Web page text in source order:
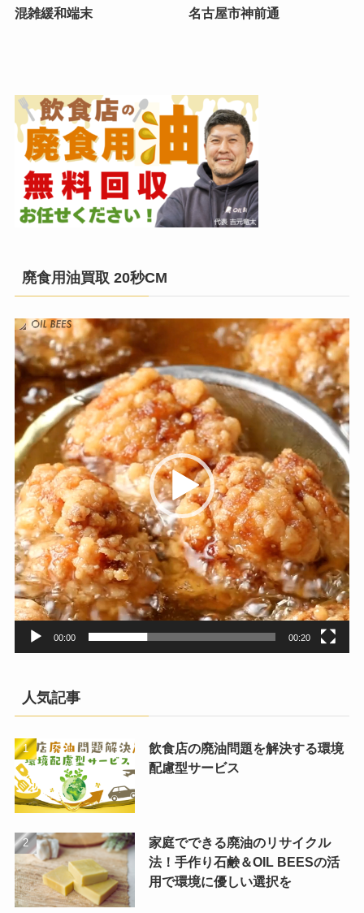
混雑緩和端末 名古屋市神前通
廃食用油買取 20秒CM
動
画
プ
レ
ー
ヤ
ー
00:00 00:20
人気記事
飲食店の廃油問題を解決する環境
配慮型サービス
家庭でできる廃油のリサイクル
法！手作り石鹸＆OIL BEESの活
用で環境に優しい選択を